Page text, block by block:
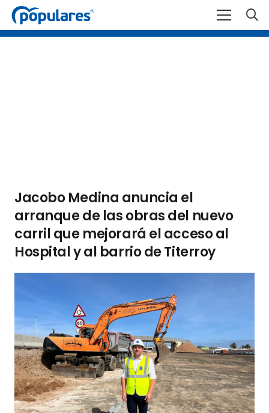
Jacobo Medina anuncia el
arranque de las obras del nuevo
carril que mejorará el acceso al
Hospital y al barrio de Titerroy